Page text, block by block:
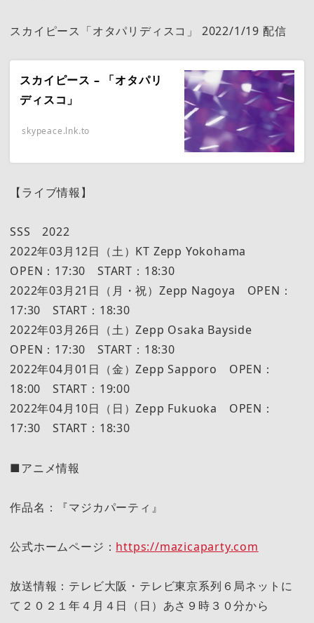
スカイピース「オタパリディスコ」 2022/1/19 配信
スカイピース – 「オタパリ
ディスコ」
skypeace.lnk.to
【ライブ情報】
SSS 2022
2022年03月12日（土）KT Zepp Yokohama
OPEN：17:30 START：18:30
2022年03月21日（月・祝）Zepp Nagoya OPEN：
17:30 START：18:30
2022年03月26日（土）Zepp Osaka Bayside
OPEN：17:30 START：18:30
2022年04月01日（金）Zepp Sapporo OPEN：
18:00 START：19:00
2022年04月10日（日）Zepp Fukuoka OPEN：
17:30 START：18:30
■アニメ情報
作品名：『マジカパーティ』
公式ホームページ： https://mazicaparty.com
放送情報：テレビ大阪・テレビ東京系列６局ネットに
て２０２１年４月４日（日）あさ９時３０分から